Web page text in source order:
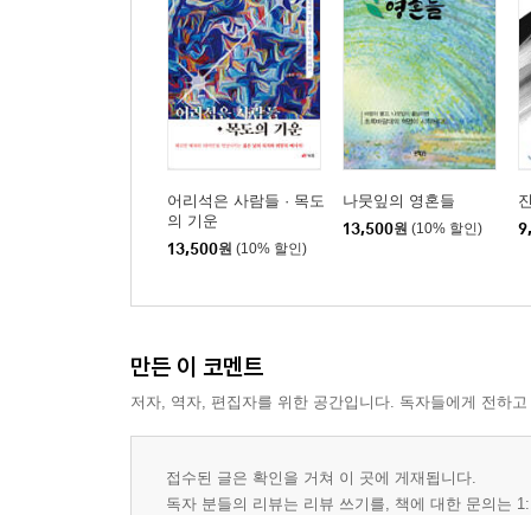
제5장. 독서로 인생을 나누다
1. 한 사람의 얼굴은 언젠가는 이루어지는 예언이다
2. 아나키스트처럼
3. 과거를 회상해 보면
5. 더욱 인간적으로, 인간다움을 알아가면서
어리석은 사람들 · 목도
의 기운
13,500원 (10% 할인)
나뭇잎의 영혼들
13,500원 (10% 할인)
만든 이 코멘트
저자, 역자, 편집자를 위한 공간입니다. 독자들에게 전하
접수된 글은 확인을 거쳐 이 곳에 게재됩니다.
독자 분들의 리뷰는 리뷰 쓰기를, 책에 대한 문의는